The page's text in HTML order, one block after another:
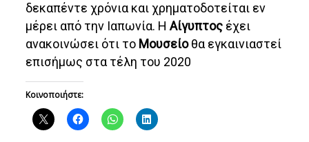
δεκαπέντε χρόνια και χρηματοδοτείται εν
μέρει από την Ιαπωνία. ΗΑίγυπτος έχει
ανακοινώσει ότι το Μουσείοθα εγκαινιαστεί
επισήμως στα τέλη του 2020
Κοινοποιήστε: